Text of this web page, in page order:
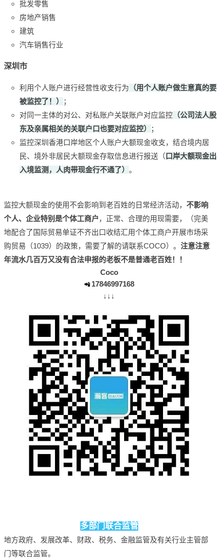
批发零售
房地产销售
建筑
汽车销售行业
深圳市
利用个人账户进行经营性收支行为 （用个人账户做生意真的要
被监控了！ ）
；
对同一主体的对公、对私账户关联账户对应监控 （公司法人股
东及亲属相关的关联户口也要对应监控）
；
监控深圳香港口岸地区个人账户大额现金收支，结合境内居
民、境外非居民大额现金存取信息进行报送（口岸大额现金出
入境监测，人肉带现金行不通了） 。
监控大额现金的使用不会影响到老百姓的日常经济活动， 不影响
个人、企业特别是个体工商户，正常、合理的用现需要，（完美
地配合了国际贸易单证不齐出口收结汇用个体工商户开展市场采
购贸易（1039）的政策，需要了解的请联系COCO）。 注意注意
年流水几百万又没有合法申报的老板不是普通老百姓！
！
Coco
📲 17846997168
↓↓↓
多部门联合监管
地方政府、发展改革、财政、税务、金融监管及有关行业主管部
门等联合监管。